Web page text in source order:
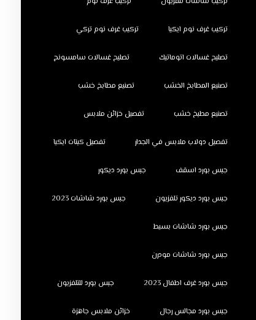
تركيب غرف نوم ايكيا تركيب غرف نوم تركي
تصليح غسالات اتوماتيك تصليح غسالات سامسونج
تصنيع المطابخ الخشب تصنيع مطابخ خشب
تصنيع مطبخ خشب تفصيل خزائن ملابس
تفصيل دولاب ملابس في الجدار تفصيل كبتات ايكيا
جبس بورد اسقف جبس بورد ديكور
جبس بورد ديكور تلفزيون جبس بورد شاشات 2023
جبس بورد شاشات بسيط
جبس بورد شاشات مودرن
جبس بورد غرف اطفال 2023 جبس بورد للتلفزيون
جبس بورد مجالس رجال خزائن ملابس جاهزة